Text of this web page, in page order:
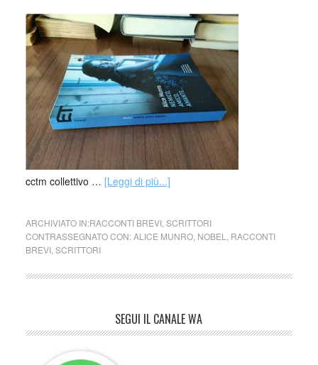
cctm collettivo … [Leggi di più...]
ARCHIVIATO IN:RACCONTI BREVI, SCRITTORI
CONTRASSEGNATO CON:ALICE MUNRO, NOBEL
RACCONTI
BREVI, SCRITTORI
SEGUI IL CANALE WA